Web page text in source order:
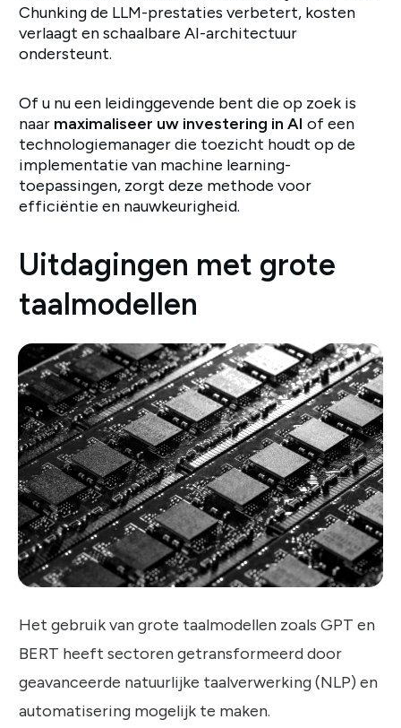
Chunking de LLM-prestaties verbetert, kosten
verlaagt en schaalbare AI-architectuur
ondersteunt.
Of u nu een leidinggevende bent die op zoek is
naar maximaliseer uw investering in AI of een
technologiemanager die toezicht houdt op de
implementatie van machine learning-
toepassingen, zorgt deze methode voor
efficiëntie en nauwkeurigheid.
Uitdagingen met grote
taalmodellen
Het gebruik van grote taalmodellen zoals GPT en
BERT heeft sectoren getransformeerd door
geavanceerde natuurlijke taalverwerking (NLP) en
automatisering mogelijk te maken.